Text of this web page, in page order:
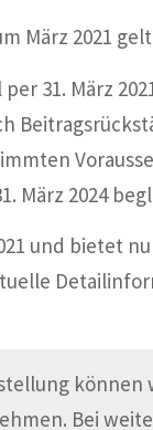
März 2021
31. März
März 2024
und bietet
Bei